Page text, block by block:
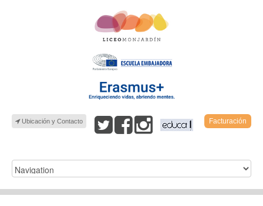
Ubicación y Contacto Facturación